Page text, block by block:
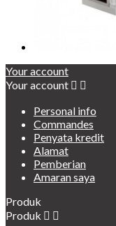
Your account
Your account  
Personal info
Commandes
Penyata kredit
Alamat
Pemberian
Amaran saya
Produk
Produk  